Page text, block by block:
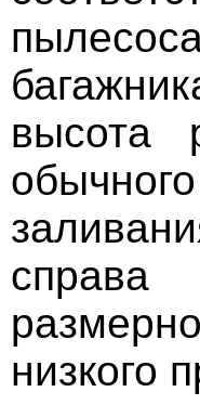
высота
низкого